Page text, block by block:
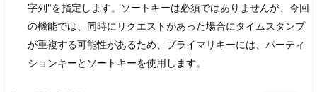
字列"を指定します。ソートキーは必須ではありませんが、今回
の機能では、同時にリクエストがあった場合にタイムスタンプ
が重複する可能性があるため、プライマリキーには、パーティ
ションキーとソートキーを使用します。